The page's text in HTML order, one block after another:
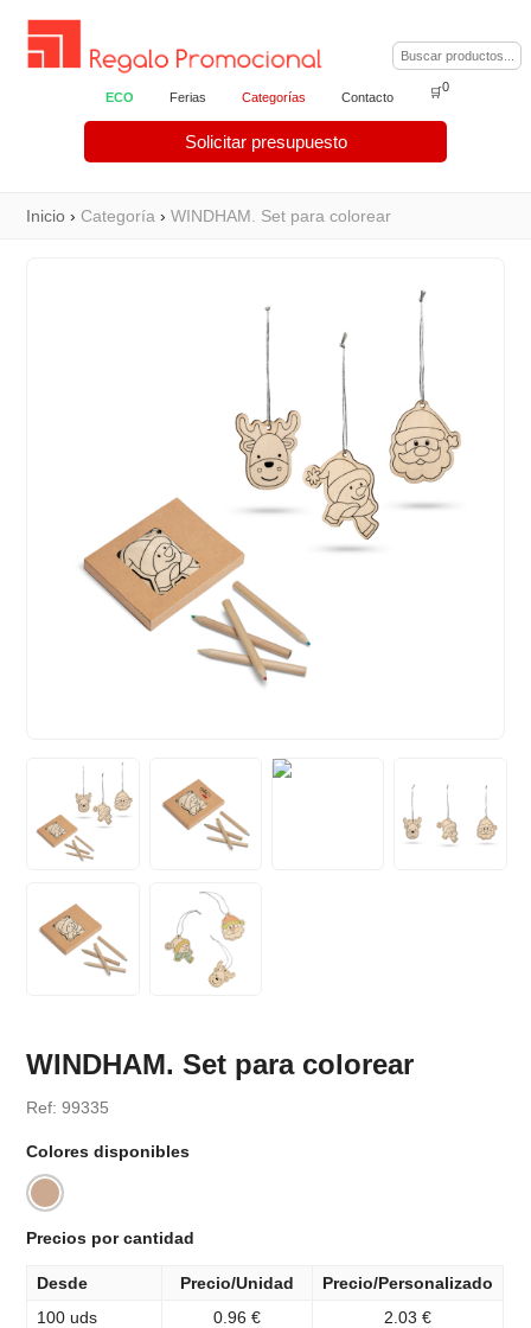
ECO Ferias Categorías Contacto
Solicitar presupuesto
🛒0
Inicio ›Categoría ›WINDHAM. Set para colorear
WINDHAM. Set para colorear
Ref: 99335
Colores disponibles
Precios por cantidad
Desde Precio/Unidad
Precio/Personalizado
100 uds
0.96 €
2.03 €